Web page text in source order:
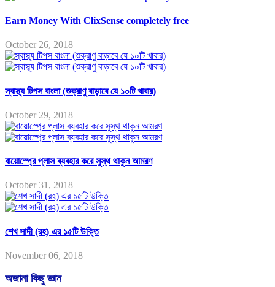
Earn Money With ClixSense completely free
October 26, 2018
স্বাস্থ্য টিপস বাংলা (শুক্রাণু বাড়াবে যে ১০টি খাবার)
October 29, 2018
বায়োস্প্রে প্লাস ব্যবহার করে সুস্থ থাকুন আমরণ
October 31, 2018
শেখ সাদী (রহ) এর ১৫টি উক্তি
November 06, 2018
অজানা কিছু জ্ঞান